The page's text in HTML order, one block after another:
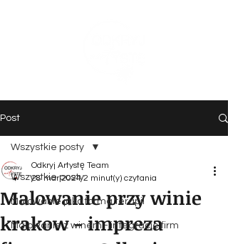
Post
Wszystkie posty
Malowanie jako forma terapii
Malowanie z winem - integracje firm
Wszystkie posty
Malowanie przy winie
krakow - impreza
Odkryj Artystę Team
28 mar 2024 2 minut(y) czytania